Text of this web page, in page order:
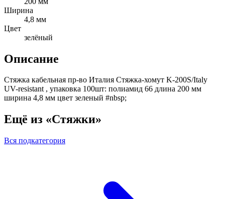
Ширина
4,8 мм
Цвет
зелёный
Описание
Стяжка кабельная пр-во Италия Стяжка-хомут K-200S/Italy
UV-resistant , упаковка 100шт: полиамид 66 длина 200 мм
ширина 4,8 мм цвет зеленый #nbsp;
Ещё из «Стяжки»
Вся подкатегория